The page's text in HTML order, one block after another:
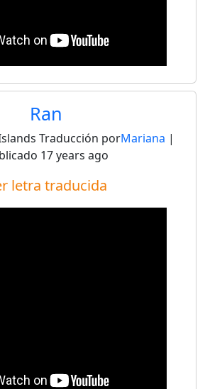
Ran
Traducción porMariana |
17 years ago
letra traducida